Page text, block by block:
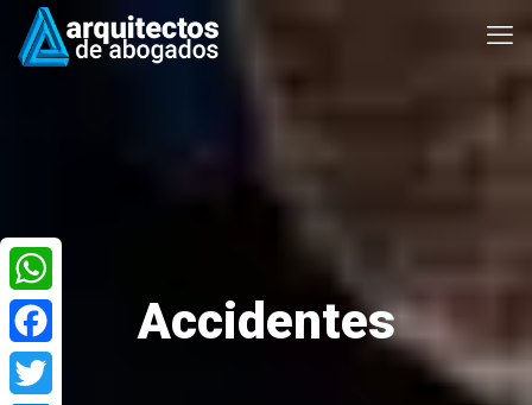
Accidentes
WhatsApp
Facebook